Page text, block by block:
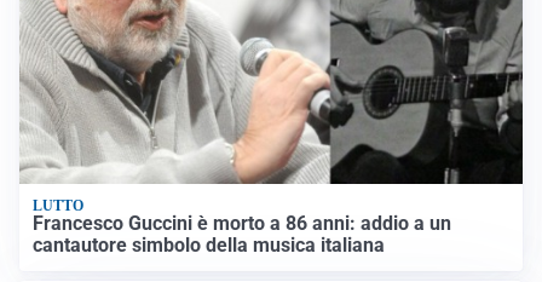
LUTTO
Francesco Guccini è morto a 86 anni: addio a un
cantautore simbolo della musica italiana